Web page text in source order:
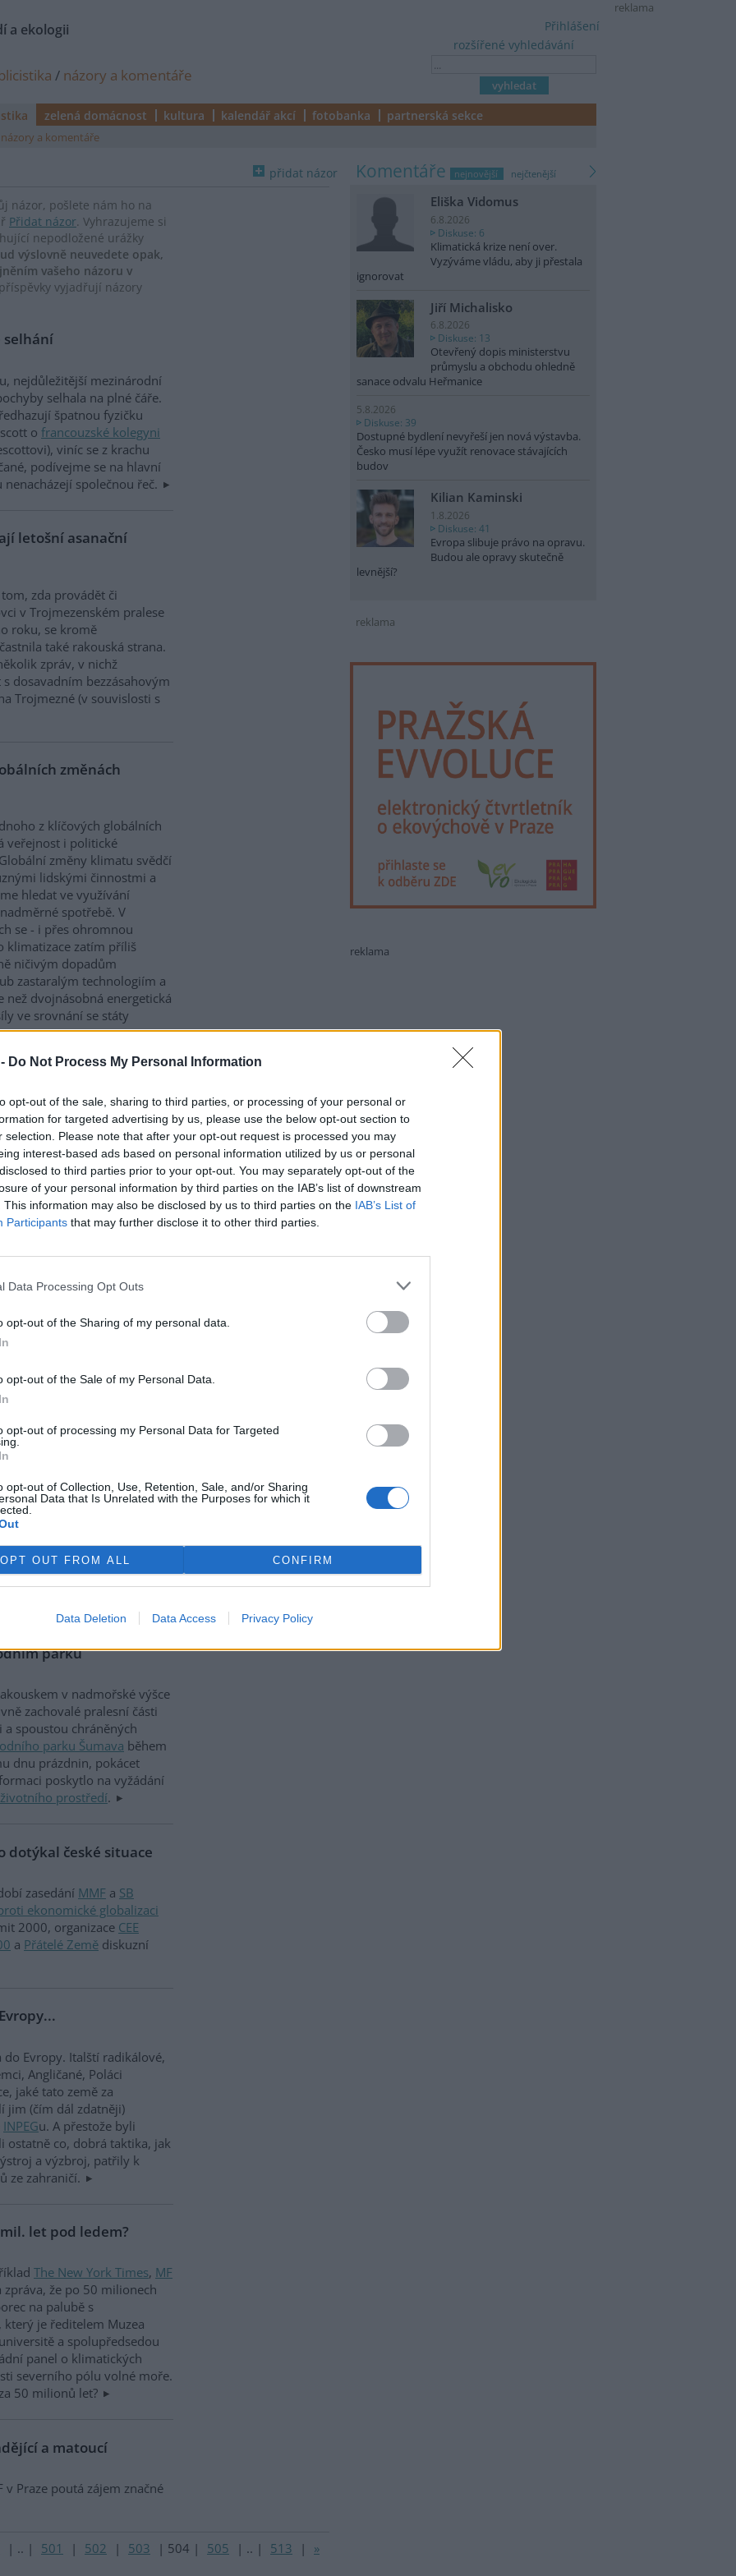
Do Not Process My Personal Information
opt-out of the sale, sharing to third parties, or processing of your personal or
for targeted advertising by us, please use the below opt-out section to
selection. Please note that after your opt-out request is processed you may
interest-based ads based on personal information utilized by us or personal
to third parties prior to your opt-out. You may separately opt-out of the
of your personal information by third parties on the IAB’s list of downstream
This information may also be disclosed by us to third parties on the IAB’s List of
Participants that may further disclose it to other third parties.
Data Processing Opt Outs
opt-out of the Sharing of my personal data.
opt-out of the Sale of my Personal Data.
opt-out of processing my Personal Data for Targeted
opt-out of Collection, Use, Retention, Sale, and/or Sharing
Data that Is Unrelated with the Purposes for which it
OPT OUT FROM ALL CONFIRM
Data Deletion Data Access Privacy Policy
reklama
a ekologii
/ názory a komentáře
rozšířené vyhledávání
Přihlášení
zelená domácnost kultura kalendář akcí fotobanka partnerská sekce
názory a komentáře
přidat názor
názor, pošlete nám ho na
Přidat názor. Vyhrazujeme si
nepodložené urážky
výslovně neuvedete opak,
vašeho názoru v
vyjadřují názory
selhání
nejdůležitější mezinárodní
selhala na plné čáře.
špatnou fyzičku
o francouzské kolegyni
viníc se z krachu
podívejme se na hlavní
společnou řeč.
letošní asanační
zda provádět či
v Trojmezenském pralese
roku, se kromě
také rakouská strana.
zpráv, v nichž
dosavadním bezzásahovým
Trojmezné (v souvislosti s
změnách
z klíčových globálních
veřejnost i politické
změny klimatu svědčí
lidskými činnostmi a
hledat ve využívání
spotřebě. V
se - i přes ohromnou
klimatizace zatím příliš
ničivým dopadům
zastaralým technologiím a
dvojnásobná energetická
ve srovnání se státy
o osudu
klimatu, označované za
jednání posledních let, se
necelých dvou týdnů
protokolu, smlouvy z roku
ke snížení emisí oxidu
Rozhodnou totiž, zda
zda se promění v pouhý cár
budou konkrétní
kjótské závazky splní.
občanský pud
loajality k establishmentu a
xenofobie a volání po
zvedla v minulých týdnech
26. září. Kdo si dovolil
od policie, stal se
(zvlášť kouzelné a
čtenářůNeviditelného Psa
Není pochyb o tom, že
zejména "bitvy pod
z nás. To, co se kolem
či Slavojově ulici dělo,
něco, co jsme takřka
parku
v nadmořské výšce
zachovalé pralesní části
spoustou chráněných
parku Šumava během
dnu prázdnin, pokácet
poskytlo na vyžádání
prostředí.
dotýkal české situace
zasedání MMF a SB
ekonomické globalizaci
2000, organizace CEE
a Přátelé Země diskuzní
Evropy. Italští radikálové,
Angličané, Poláci
jaké tato země za
jim (čím dál zdatněji)
INPEGu. A přestože byli
ostatně co, dobrá taktika, jak
a výzbroj, patřily k
ze zahraničí.
let pod ledem?
The New York Times, MF
zpráva, že po 50 milionech
na palubě s
který je ředitelem Muzea
a spolupředsedou
panel o klimatických
severního pólu volné moře.
50 milionů let?
a matoucí
v Praze poutá zájem značné
| .. | 501 | 502 | 503 | 504 | 505 | .. | 513 | »
komentáře nejnovější nejčtenější
Eliška Vidomus
6.8.2026
Diskuse: 6
Klimatická krize není over.
Vyzýváme vládu, aby ji přestala
ignorovat
Jiří Michalisko
6.8.2026
Diskuse: 13
Otevřený dopis ministerstvu
průmyslu a obchodu ohledně
sanace odvalu Heřmanice
5.8.2026
Diskuse: 39
Dostupné bydlení nevyřeší jen nová výstavba.
Česko musí lépe využít renovace stávajících
budov
Kilian Kaminski
1.8.2026
Diskuse: 41
Evropa slibuje právo na opravu.
Budou ale opravy skutečně
levnější?
reklama
reklama